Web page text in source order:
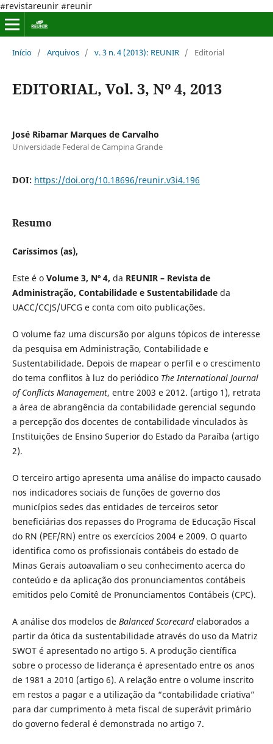
#revistareunir #reunir
Início / Arquivos / v. 3 n. 4 (2013): REUNIR / Editorial
EDITORIAL, Vol. 3, Nº 4, 2013
José Ribamar Marques de Carvalho
Universidade Federal de Campina Grande
DOI: https://doi.org/10.18696/reunir.v3i4.196
Resumo
Caríssimos (as),
Este é o Volume 3, Nº 4, da REUNIR – Revista de
Administração, Contabilidade e Sustentabilidadeda
UACC/CCJS/UFCG e conta com oito publicações.
O volume faz uma discursão por alguns tópicos de interesse
da pesquisa em Administração, Contabilidade e
Sustentabilidade. Depois de mapear o perfil e o crescimento
do tema conflitos à luz do periódico The International Journal
of Conflicts Management, entre 2003 e 2012. (artigo 1), retrata
a área de abrangência da contabilidade gerencial segundo
a percepção dos docentes de contabilidade vinculados às
Instituições de Ensino Superior do Estado da Paraíba (artigo
2).
O terceiro artigo apresenta uma análise do impacto causado
nos indicadores sociais de funções de governo dos
municípios sedes das entidades de terceiros setor
beneficiárias dos repasses do Programa de Educação Fiscal
do RN (PEF/RN) entre os exercícios 2004 e 2009. O quarto
identifica como os profissionais contábeis do estado de
Minas Gerais autoavaliam o seu conhecimento acerca do
conteúdo e da aplicação dos pronunciamentos contábeis
emitidos pelo Comitê de Pronunciamentos Contábeis (CPC).
A análise dos modelos de Balanced Scorecardelaborados a
partir da ótica da sustentabilidade através do uso da Matriz
SWOT é apresentado no artigo 5. A produção científica
sobre o processo de liderança é apresentado entre os anos
de 1981 a 2010 (artigo 6). A relação entre o volume inscrito
em restos a pagar e a utilização da “contabilidade criativa”
para dar cumprimento à meta fiscal de superávit primário
do governo federal é demonstrada no artigo 7.